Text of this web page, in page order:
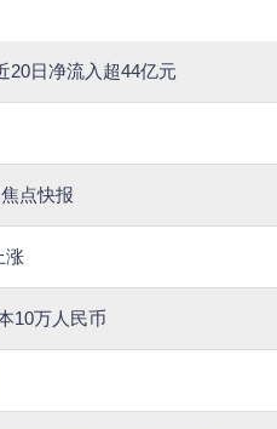
20日净流入超44亿元
点快报
涨
10万人民币